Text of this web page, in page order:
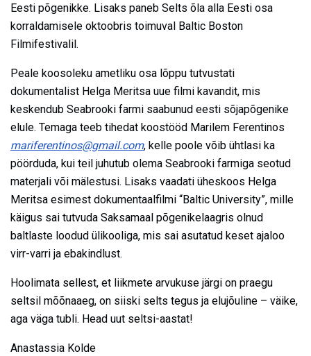
Eesti põgenikke. Lisaks paneb Selts õla alla Eesti osa
korraldamisele oktoobris toimuval Baltic Boston
Filmifestivalil.
Peale koosoleku ametliku osa lõppu tutvustati
dokumentalist Helga Meritsa uue filmi kavandit, mis
keskendub Seabrooki farmi saabunud eesti sõjapõgenike
elule. Temaga teeb tihedat koostööd Marilem Ferentinos
mariferentinos@gmail.com, kelle poole võib ühtlasi ka
pöörduda, kui teil juhutub olema Seabrooki farmiga seotud
materjali või mälestusi. Lisaks vaadati üheskoos Helga
Meritsa esimest dokumentaalfilmi “Baltic University”, mille
käigus sai tutvuda Saksamaal põgenikelaagris olnud
baltlaste loodud ülikooliga, mis sai asutatud keset ajaloo
virr-varri ja ebakindlust.
Hoolimata sellest, et liikmete arvukuse järgi on praegu
seltsil mõõnaaeg, on siiski selts tegus ja elujõuline – väike,
aga väga tubli. Head uut seltsi-aastat!
Anastassia Kolde